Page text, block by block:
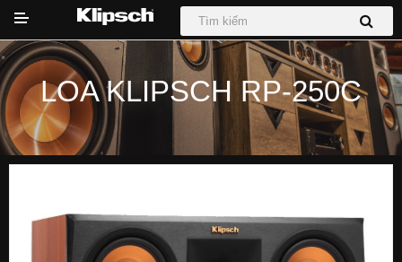
DỰ ÁN
Loa
LOA KLIPSCH RP-250C